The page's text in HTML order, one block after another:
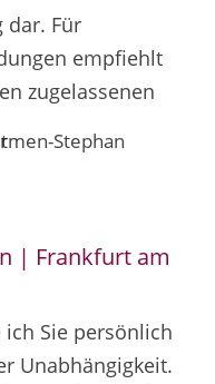
dar. Für
empfiehlt
zugelassenen
| Frankfurt am
Sie persönlich
Unabhängigkeit.